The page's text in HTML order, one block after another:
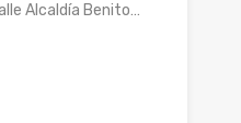
Alcaldía Benito…